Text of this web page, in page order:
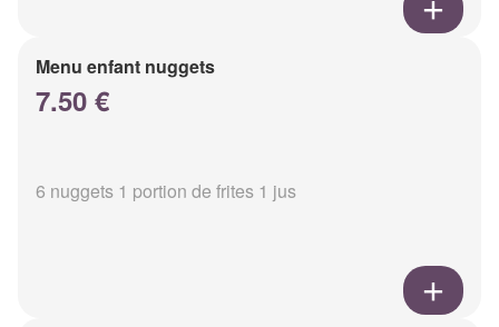
Menu enfant nuggets
7.50 €
6 nuggets 1 portion de frites 1 jus